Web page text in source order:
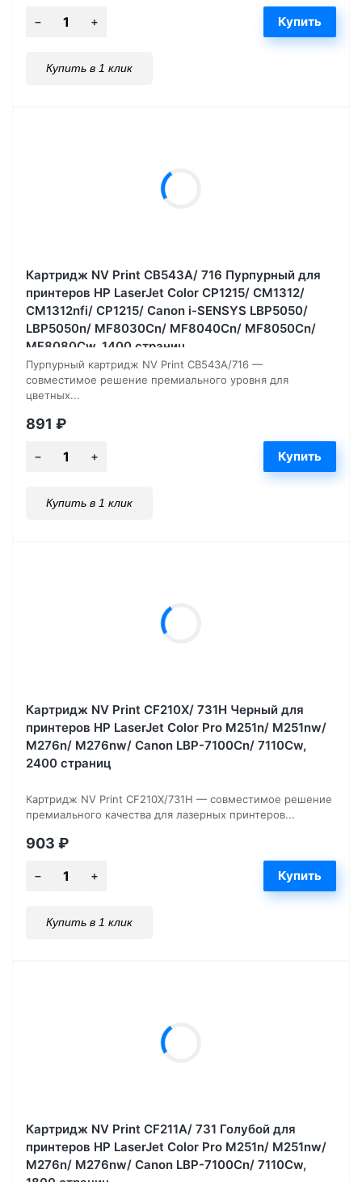
Купить в 1 клик
Картридж NV Print CB543A/ 716 Пурпурный для
принтеров HP LaserJet Color CP1215/ CM1312/
CM1312nfi/ CP1215/ Canon i-SENSYS LBP5050/
LBP5050n/ MF8030Cn/ MF8040Cn/ MF8050Cn/
MF8080Cw, 1400 страниц
Пурпурный картридж NV Print CB543A/716 —
совместимое решение премиального уровня для
цветных...
891 ₽
Купить в 1 клик
Картридж NV Print CF210X/ 731Н Черный для
принтеров HP LaserJet Color Pro M251n/ M251nw/
M276n/ M276nw/ Canon LBP-7100Cn/ 7110Cw,
2400 страниц
Картридж NV Print CF210X/731H — совместимое решение
премиального качества для лазерных принтеров...
903 ₽
Купить в 1 клик
Картридж NV Print CF211A/ 731 Голубой для
принтеров HP LaserJet Color Pro M251n/ M251nw/
M276n/ M276nw/ Canon LBP-7100Cn/ 7110Cw,